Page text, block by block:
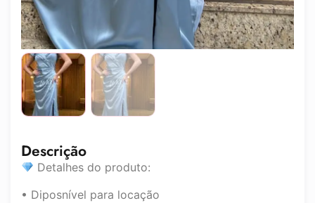
Descrição
Detalhes do produto:
• Diposnível para locação